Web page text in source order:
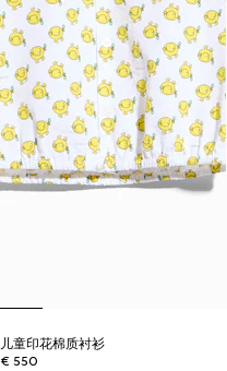
儿童印花棉质衬衫
€ 550